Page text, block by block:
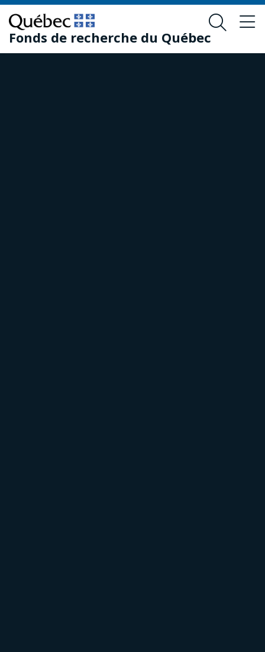
Passer
au
contenu
principal
Passer
au
pied
de
Fonds de recherche du Québec